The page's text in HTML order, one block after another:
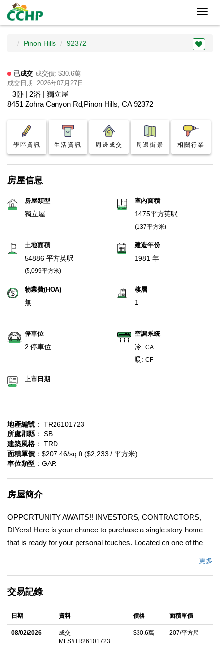
Pinon Hills 92372
已成交 成交價: $30.6萬
成交日期: 2026年07月27日
3卧 | 2浴 | 獨立屋
8451 Zohra Canyon Rd,Pinon Hills, CA 92372
學區資訊 生活資訊 周邊成交 周邊街景 相關行業
房屋信息
房屋類型
獨立屋
室內面積
1475平方英呎
(137平方米)
土地面積
54886 平方英呎
(5,099平方米)
建造年份
1981 年
物業費(HOA)
無
樓層
1
停車位
2 停車位
空調系統
冷: CA
暖: CF
上市日期
地產編號 ： TR26101723
所處郡縣 ： SB
建築風格 ： TRD
面積單價 ：$207.46/sq.ft ($2,233 / 平方米)
車位類型 ：GAR
房屋簡介
OPPORTUNITY AWAITS!! INVESTORS, CONTRACTORS,
DIYers! Here is your chance to purchase a single story home
that is ready for your personal touches. Located on one of the
is breathtaking. This spacious home spreads 1,475 square feet
As you enter the 3 Bedroom 2 Bath Home you will be greeted by
the open floorplan kitchen and living room. The walk in pantry
provides optimal space for storage. The counter range top over
更多
交易記錄
日期 資料 價格 面積單價
08/02/2026
成交
MLS#TR26101723
$30.6萬 207/平方尺